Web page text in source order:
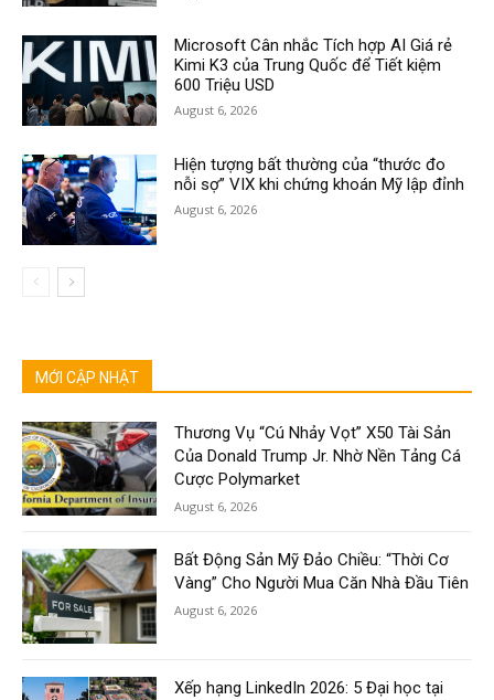
Microsoft Cân nhắc Tích hợp AI Giá rẻ
Kimi K3 của Trung Quốc để Tiết kiệm
600 Triệu USD
August 6, 2026
Hiện tượng bất thường của “thước đo
nỗi sợ” VIX khi chứng khoán Mỹ lập đỉnh
August 6, 2026
MỚI CẬP NHẬT
Thương Vụ “Cú Nhảy Vọt” X50 Tài Sản
Của Donald Trump Jr. Nhờ Nền Tảng Cá
Cược Polymarket
August 6, 2026
Bất Động Sản Mỹ Đảo Chiều: “Thời Cơ
Vàng” Cho Người Mua Căn Nhà Đầu Tiên
August 6, 2026
Xếp hạng LinkedIn 2026: 5 Đại học tại